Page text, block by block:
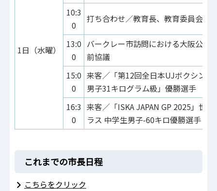
1日（水曜）
10:3
0
打ち合わせ／教育長、教育委員会
13:0
0
バークレー市訪問における大阪公立
前協議
15:0
0
来客／「第12回全日本UJボクシング
男子31キログラム級」優勝選手
16:3
0
来客／「ISKA JAPAN GP 2025」世
ラス 中学生男子-60キロ優勝選手
これまでの市長日程
こちらをクリック